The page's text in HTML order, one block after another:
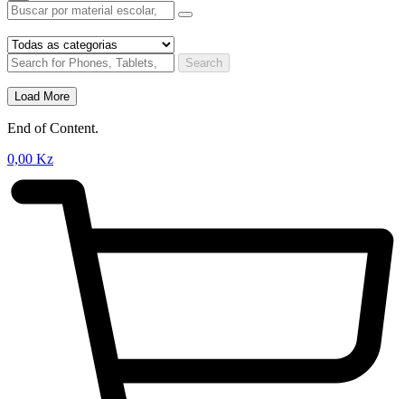
Search
Load More
End of Content.
0,00 Kz